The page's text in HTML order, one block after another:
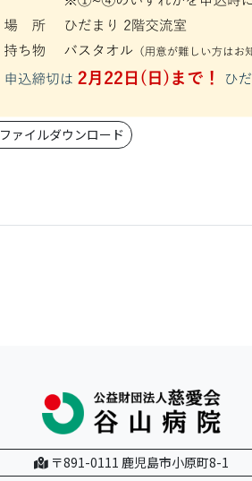
ファイルダウンロード
〒891-0111 鹿児島市小原町8-1